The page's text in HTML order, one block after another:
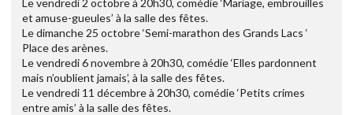
et amuse-gueules’ à la salle des fêtes.
Le dimanche 25 octobre ‘Semi-marathon des Grands Lacs ‘
Place des arènes.
Le vendredi 6 novembre à 20h30, comédie ‘Elles pardonnent
mais n’oublient jamais’, à la salle des fêtes.
Le vendredi 11 décembre à 20h30, comédie ‘Petits crimes
entre amis’ à la salle des fêtes.